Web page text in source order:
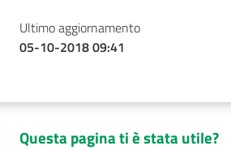
Ultimo aggiornamento
05-10-2018 09:41
Questa pagina ti è stata utile?